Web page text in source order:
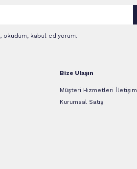
, okudum, kabul ediyorum.
Bize Ulaşın
Müşteri Hizmetleri İletişim
Kurumsal Satış